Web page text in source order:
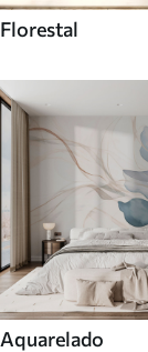
Florestal
Aquarelado